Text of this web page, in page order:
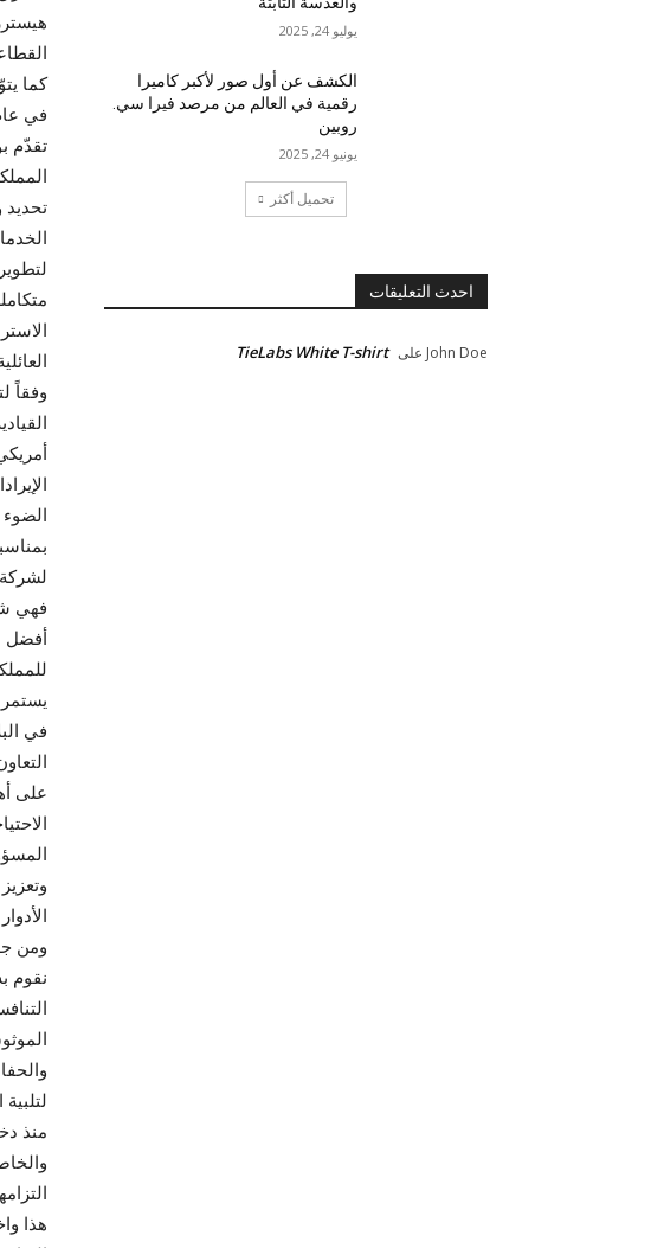
كما
في عام 2024، مما يعزز حضور الشركة والتزامها بدعم المؤسسات في تحقيق
تقدّم
الضوء
لشركة
فهي
أفضل
يستمر
على
ومن
نقوم
هذا
يوليو 24, 2025
الكشف عن أول صور لأكبر كاميرا
رقمية في العالم من مرصد فيرا سي.
روبين
يونيو 24, 2025
تحميل أكثر
احدث التعليقات
John Doe على TieLabs White T-shirt